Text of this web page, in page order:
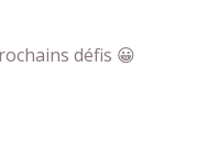
défis 😀